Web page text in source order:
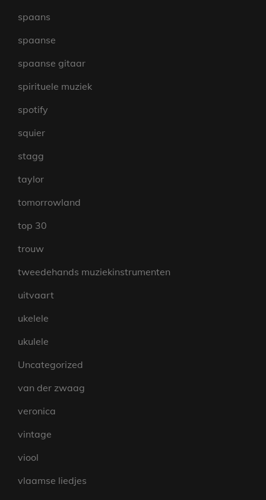
spaans
spaanse
spaanse gitaar
spirituele muziek
spotify
squier
stagg
taylor
tomorrowland
top 30
trouw
tweedehands muziekinstrumenten
uitvaart
ukelele
ukulele
Uncategorized
van der zwaag
veronica
vintage
viool
vlaamse liedjes